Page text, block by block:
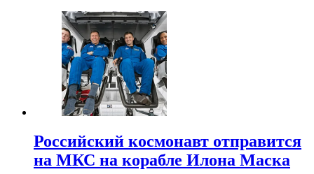
Российский космонавт отправится
на МКС на корабле Илона Маска